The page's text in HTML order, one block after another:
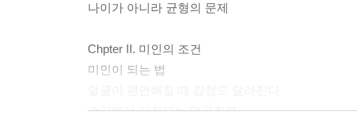
나이가 아니라 균형의 문제
Chpter II. 미인의 조건
미인이 되는 법
손끝에서 시작되는 얼굴회복